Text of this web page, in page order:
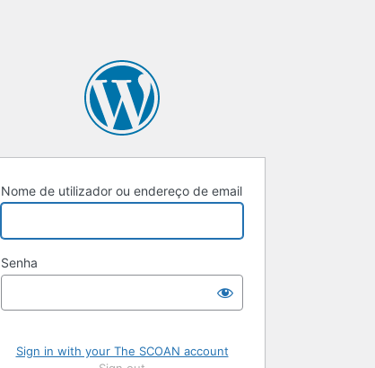
Nome de utilizador ou endereço de email
Senha
Sign in with your The SCOAN account